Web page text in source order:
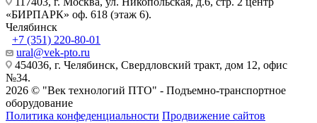
«БИРПАРК» оф. 618 (этаж 6).
Челябинск
+7 (351) 220-80-01
ural@vek-pto.ru
454036, г. Челябинск, Свердловский тракт, дом 12, офис
№34.
2026 © "Век технологий ПТО" - Подъемно-транспортное
оборудование
Политика конфеденциальности Продвижение сайтов